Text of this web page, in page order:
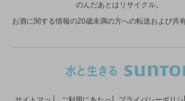
のんだあとはリサイクル。
お酒に関する情報の20歳未満の方への転送および共